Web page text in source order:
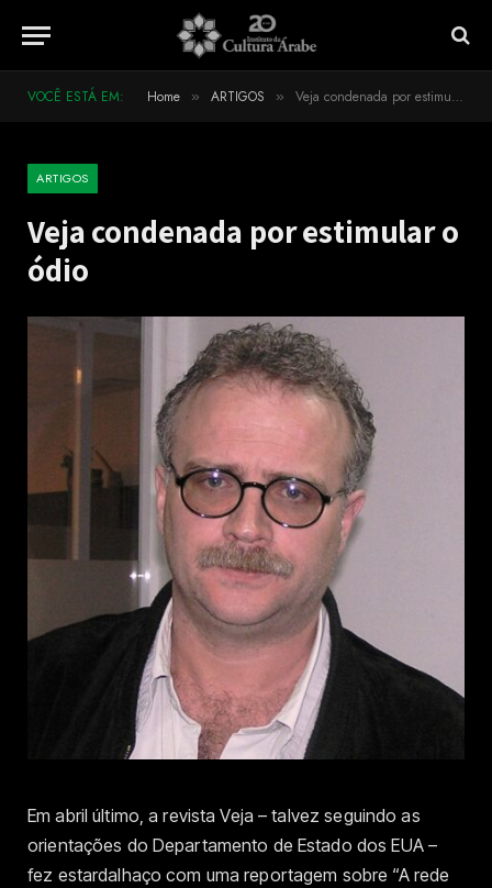
VOCÊ ESTÁ EM: Home » ARTIGOS » Veja condenada por estimular o ódio
ARTIGOS
Veja condenada por estimular o
ódio
Em abril último, a revista Veja – talvez seguindo as
orientações do Departamento de Estado dos EUA –
fez estardalhaço com uma reportagem sobre “A rede